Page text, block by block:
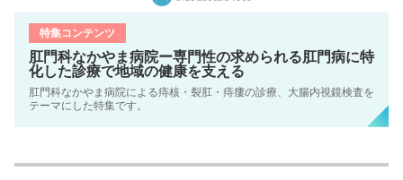
特集コンテンツ
肛門科なかやま病院ー専門性の求められる肛門病に特
化した診療で地域の健康を支える
肛門科なかやま病院による痔核・裂肛・痔瘻の診療、大腸内視鏡検査を
テーマにした特集です。